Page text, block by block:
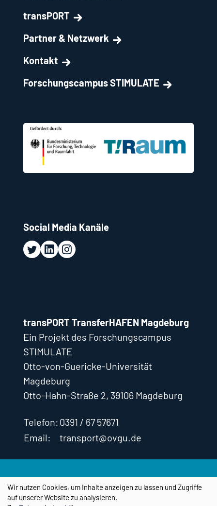
transPORT
Partner & Netzwerk
Kontakt
Forschungscampus STIMULATE
Social Media Kanäle
transPORT TransferHAFEN Magdeburg
Ein Projekt des Forschungscampus
STIMULATE
Otto-von-Guericke-Universität
Magdeburg
Otto-Hahn-Straße 2, 39106 Magdeburg
Telefon: 0391 / 67 57671
Email:
transport@ovgu.de
Impressum Datenschutz
Cookie-